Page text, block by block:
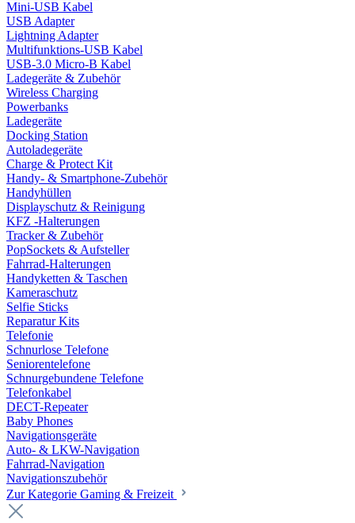
Mini-USB Kabel
USB Adapter
Lightning Adapter
Multifunktions-USB Kabel
USB-3.0 Micro-B Kabel
Ladegeräte & Zubehör
Wireless Charging
Powerbanks
Ladegeräte
Docking Station
Autoladegeräte
Charge & Protect Kit
Handy- & Smartphone-Zubehör
Handyhüllen
Displayschutz & Reinigung
KFZ -Halterungen
Tracker & Zubehör
PopSockets & Aufsteller
Fahrrad-Halterungen
Handyketten & Taschen
Kameraschutz
Selfie Sticks
Reparatur Kits
Telefonie
Schnurlose Telefone
Seniorentelefone
Schnurgebundene Telefone
Telefonkabel
DECT-Repeater
Baby Phones
Navigationsgeräte
Auto- & LKW-Navigation
Fahrrad-Navigation
Navigationszubehör
Zur Kategorie Gaming & Freizeit